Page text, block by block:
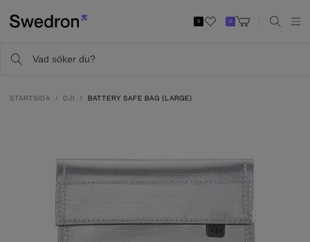
0 0
STARTSIDA DJI BATTERY SAFE BAG (LARGE)